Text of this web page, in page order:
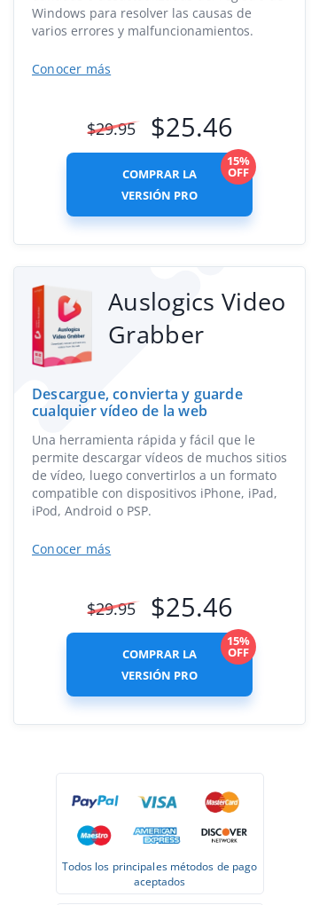
Windows para resolver las causas de
varios errores y malfuncionamientos.
Conocer más
$29.95 $25.46
COMPRAR LA
VERSIÓN PRO
15%
OFF
Auslogics Video
Grabber
Descargue, convierta y guarde
cualquier vídeo de la web
Una herramienta rápida y fácil que le
permite descargar vídeos de muchos sitios
de vídeo, luego convertirlos a un formato
compatible con dispositivos iPhone, iPad,
iPod, Android o PSP.
Conocer más
$29.95 $25.46
COMPRAR LA
VERSIÓN PRO
15%
OFF
Todos los principales métodos de pago
aceptados